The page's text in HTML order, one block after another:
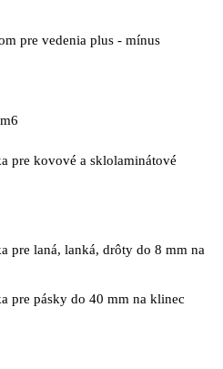
pre vedenia plus - mínus
pre kovové a sklolaminátové
pre laná, lanká, drôty do 8 mm na
pre pásky do 40 mm na klinec